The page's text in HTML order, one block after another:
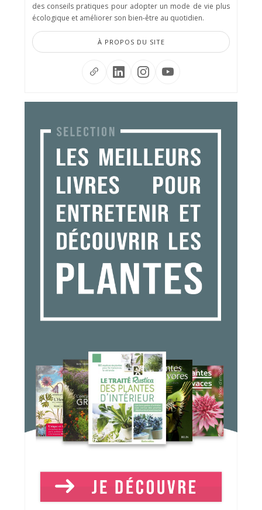
des conseils pratiques pour adopter un mode de vie plus
écologique et améliorer son bien-être au quotidien.
À PROPOS DU SITE